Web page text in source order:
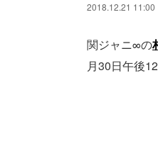
2018.12.21 11:00
関ジャニ∞の
月30日午後